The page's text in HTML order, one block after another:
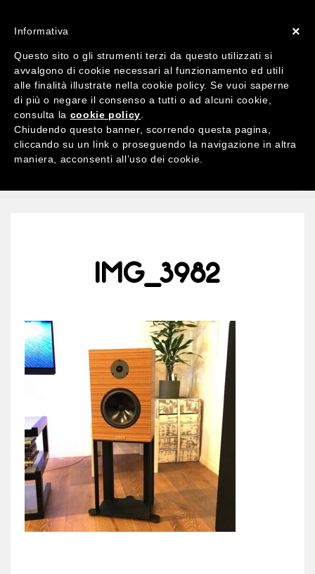
MENU
Ricerca
per:
IMG_3982
×
Informativa
Questo sito o gli strumenti terzi da questo utilizzati si
avvalgono di cookie necessari al funzionamento ed utili
alle finalità illustrate nella cookie policy. Se vuoi saperne
di più o negare il consenso a tutti o ad alcuni cookie,
consulta la cookie policy
Chiudendo questo banner, scorrendo questa pagina,
cliccando su un link o proseguendo la navigazione in altra
maniera, acconsenti all’uso dei cookie.